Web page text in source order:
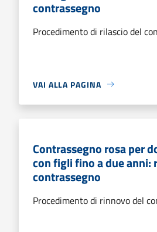
contrassegno
Procedimento di rilascio del
VAI ALLA PAGINA
Contrassegno rosa per
con figli fino a due anni:
contrassegno
Procedimento di rinnovo del